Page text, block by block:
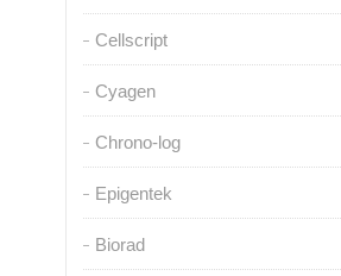
Cellscript
Cyagen
Chrono-log
Epigentek
Biorad